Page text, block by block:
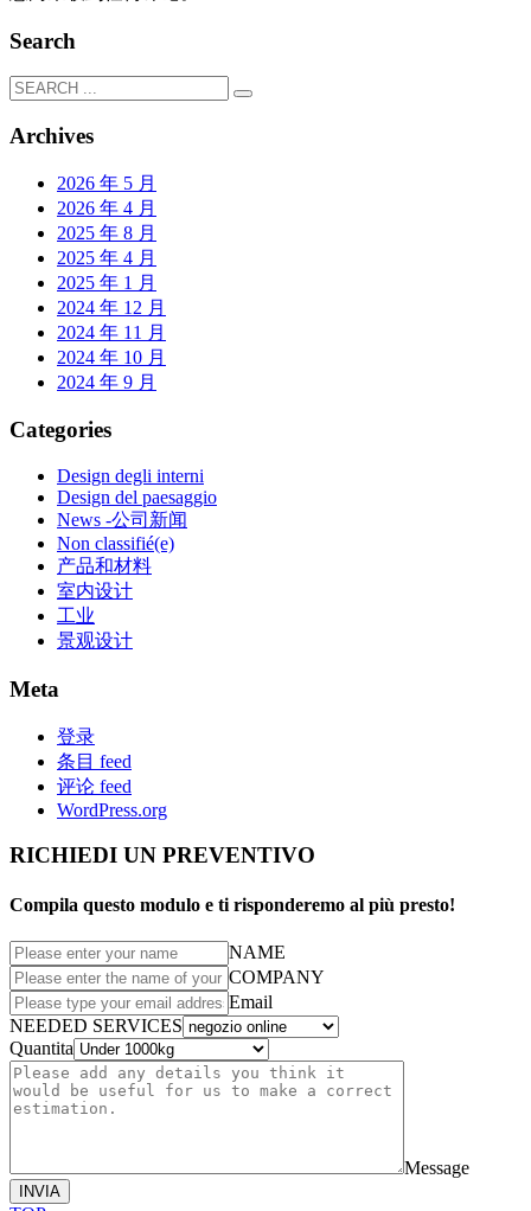
Search
Archives
2026 年 5 月
2026 年 4 月
2025 年 8 月
2025 年 4 月
2025 年 1 月
2024 年 12 月
2024 年 11 月
2024 年 10 月
2024 年 9 月
Categories
Design degli interni
Design del paesaggio
News -公司新闻
Non classifié(e)
产品和材料
室内设计
工业
景观设计
Meta
登录
条目 feed
评论 feed
WordPress.org
RICHIEDI UN PREVENTIVO
Compila questo modulo e ti risponderemo al più presto!
NAME
COMPANY
Email
NEEDED SERVICES
Quantita
Message
INVIA